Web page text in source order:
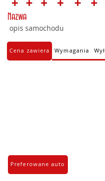
Nazwa
opis samochodu
Cena zawiera Wymagania
Preferowane auto